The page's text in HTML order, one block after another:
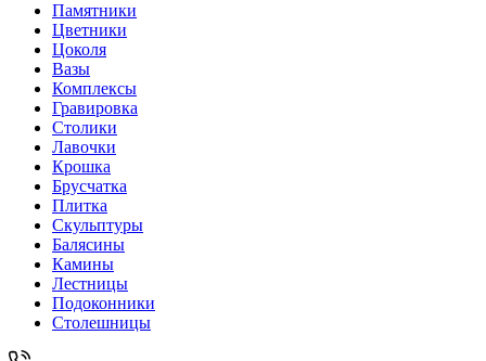
Памятники
Цветники
Цоколя
Вазы
Комплексы
Гравировка
Столики
Лавочки
Крошка
Брусчатка
Плитка
Скульптуры
Балясины
Камины
Лестницы
Подоконники
Столешницы